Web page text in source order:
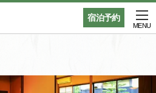
宿泊予約
MENU